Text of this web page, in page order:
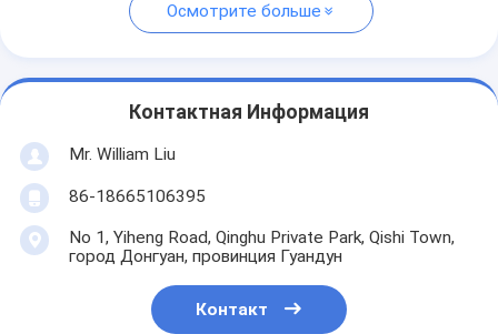
Осмотрите больше
Контактная Информация
Mr. William Liu
86-18665106395
No 1, Yiheng Road, Qinghu Private Park, Qishi Town,
город Донгуан, провинция Гуандун
Контакт